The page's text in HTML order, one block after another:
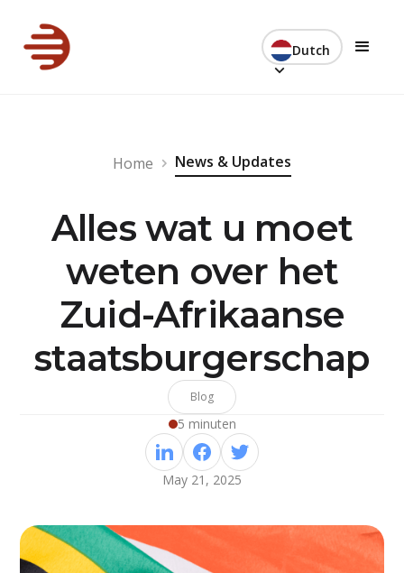
Dutch
Home News & Updates
Alles wat u moet
weten over het
Zuid-Afrikaanse
staatsburgerschap
Blog
5 minuten
May 21, 2025